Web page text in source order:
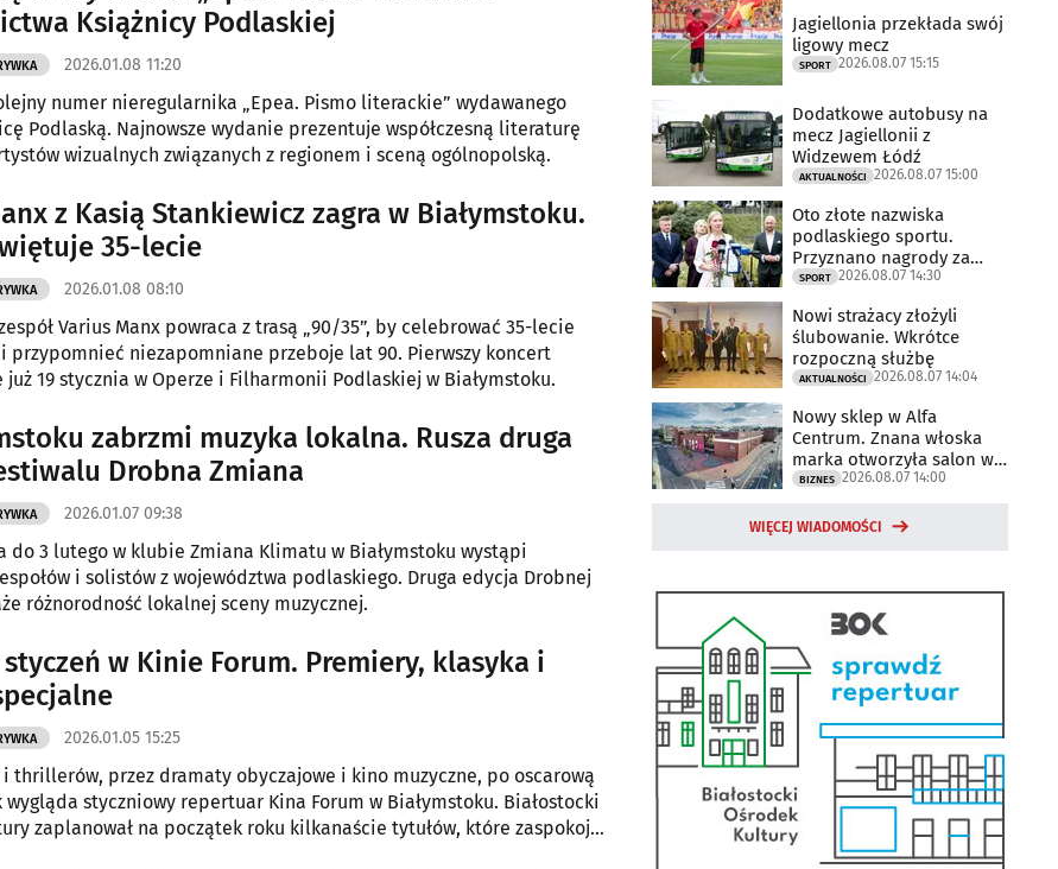
Książnicy Podlaskiej
2026.01.08 11:20
numer nieregularnika „Epea. Pismo literackie” wydawanego
Podlaską. Najnowsze wydanie prezentuje współczesną literaturę
wizualnych związanych z regionem i sceną ogólnopolską.
z Kasią Stankiewicz zagra w Białymstoku.
35-lecie
2026.01.08 08:10
Varius Manx powraca z trasą „90/35”, by celebrować 35-lecie
przypomnieć niezapomniane przeboje lat 90. Pierwszy koncert
19 stycznia w Operze i Filharmonii Podlaskiej w Białymstoku.
zabrzmi muzyka lokalna. Rusza druga
Drobna Zmiana
2026.01.07 09:38
do 3 lutego w klubie Zmiana Klimatu w Białymstoku wystąpi
i solistów z województwa podlaskiego. Druga edycja Drobnej
różnorodność lokalnej sceny muzycznej.
w Kinie Forum. Premiery, klasyka i
2026.01.05 15:25
thrillerów, przez dramaty obyczajowe i kino muzyczne, po oscarową
wygląda styczniowy repertuar Kina Forum w Białymstoku. Białostocki
zaplanował na początek roku kilkanaście tytułów, które zaspokoją
Jagiellonia przekłada swój
ligowy mecz
SPORT 2026.08.07 15:15
Dodatkowe autobusy na
mecz Jagiellonii z
Widzewem Łódź
AKTUALNOŚCI 2026.08.07 15:00
Oto złote nazwiska
podlaskiego sportu.
Przyznano nagrody za
2025 rok
SPORT 2026.08.07 14:30
Nowi strażacy złożyli
ślubowanie. Wkrótce
rozpoczną służbę
AKTUALNOŚCI 2026.08.07 14:04
Nowy sklep w Alfa
Centrum. Znana włoska
marka otworzyła salon w
Białymstoku
BIZNES 2026.08.07 14:00
WIĘCEJ WIADOMOŚCI